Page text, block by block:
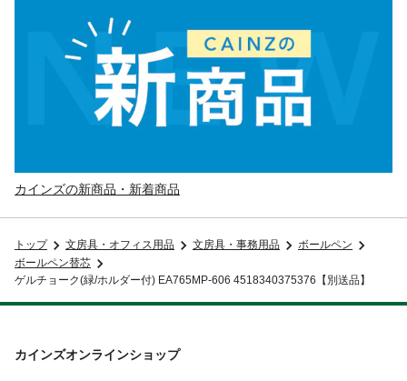
カインズの新商品・新着商品
トップ 文房具・オフィス用品 文房具・事務用品
ボールペン
ボールペン替芯
ゲルチョーク(緑/ホルダー付) EA765MP-606 4518340375376【別送品】
カインズオンラインショップ